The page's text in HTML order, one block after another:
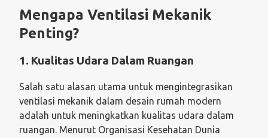
Mengapa Ventilasi Mekanik
Penting?
1. Kualitas Udara Dalam Ruangan
Salah satu alasan utama untuk mengintegrasikan
ventilasi mekanik dalam desain rumah modern
adalah untuk meningkatkan kualitas udara dalam
ruangan. Menurut Organisasi Kesehatan Dunia